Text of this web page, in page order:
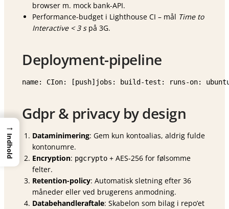
browser m. mock bank-API.
Performance-budget i Lighthouse CI – mål Time to
Interactive < 3 spå 3G.
Deployment-pipeline
name: CIon: [push]jobs: build-test: runs-on:
Gdpr & privacy by design
Data­minimering: Gem kun kontoalias, aldrig fulde
kontonumre.
Encryption: pgcrypto + AES-256 for følsomme
felter.
Retention-policy: Automatisk sletning efter 36
måneder eller ved brugerens anmodning.
Databehandleraftale: Skabelon som bilag i repo’et
→
Indhold